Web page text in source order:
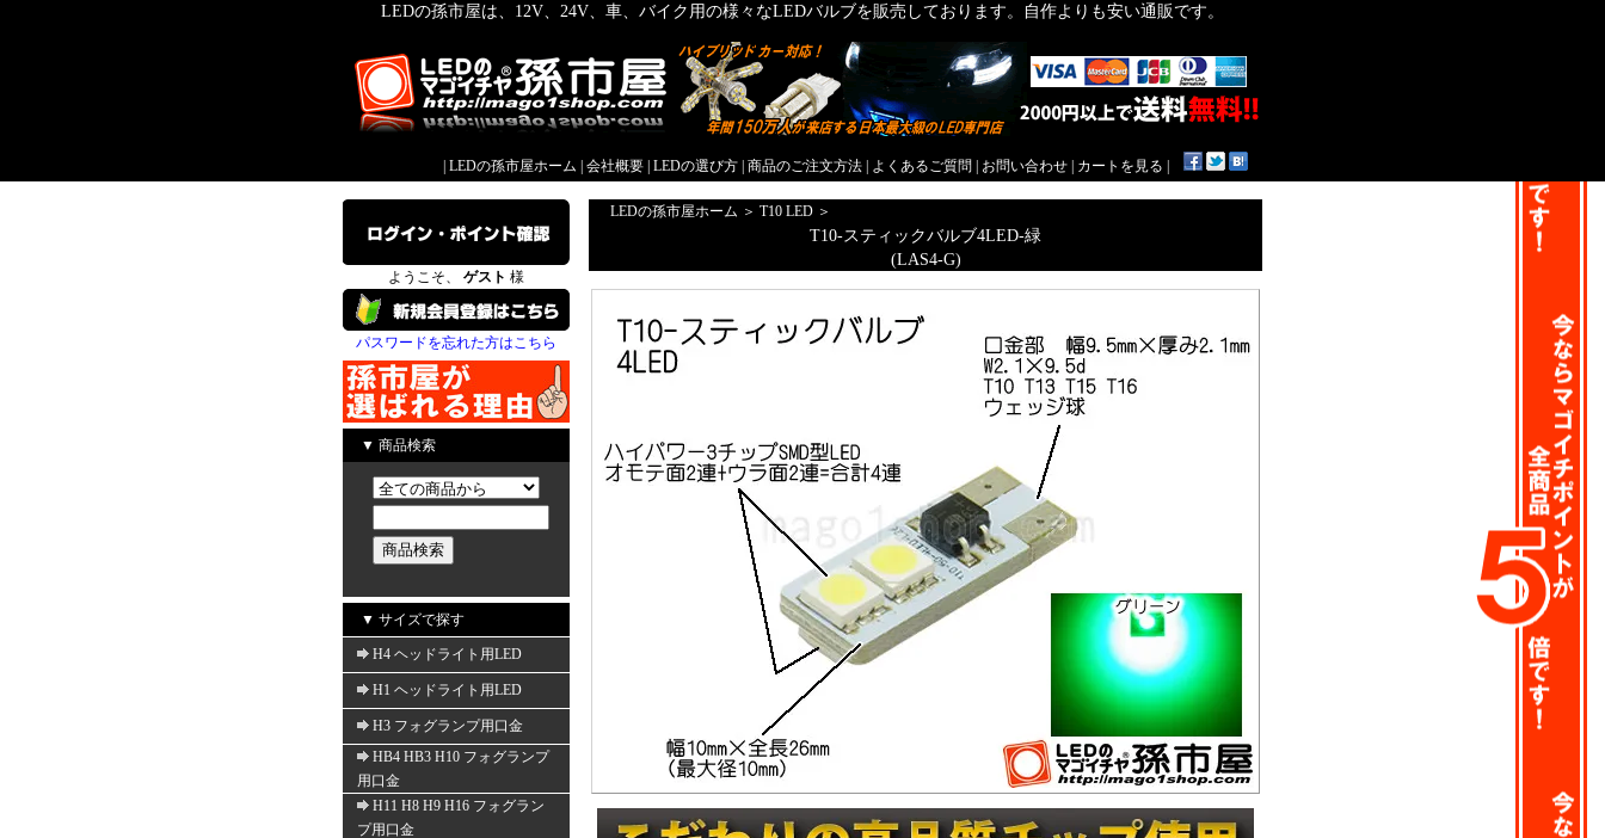
LEDの孫市屋は、12V、24V、車、バイク用の様々なLEDバルブを販売しております。自作よりも安い通販です。
LEDの孫市屋ホーム 会社概要 LEDの選び方 商品のご注文方法 よくあるご質問 お問い合わせ カートを見る
ようこそ、 ゲスト 様
パスワードを忘れた方はこちら
▼ 商品検索
▼ サイズで探す
H4 ヘッドライト用LED
H1 ヘッドライト用LED
H3 フォグランプ用口金
HB4 HB3 H10 フォグランプ
用口金
H11 H8 H9 H16 フォグラン
プ用口金
LEDの孫市屋ホーム ＞ T10 LED ＞
T10-スティックバルブ4LED-緑
(LAS4-G)